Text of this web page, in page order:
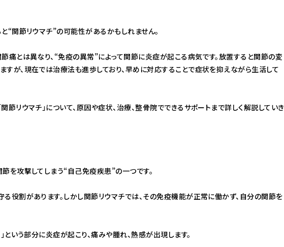
“関節リウマチ”の可能性があるかもしれません。
痛とは異なり、“免疫の異常”によって関節に炎症が起こる病気です。放置すると関節の変
が、現在では治療法も進歩しており、早めに対応することで症状を抑えながら生活して
リウマチ」について、原因や症状、治療、整骨院でできるサポートまで詳しく解説していき
を攻撃してしまう“自己免疫疾患”の一つです。
役割があります。しかし関節リウマチでは、その免疫機能が正常に働かず、自分の関節を
という部分に炎症が起こり、痛みや腫れ、熱感が出現します。